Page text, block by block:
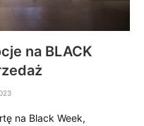
na BLACK
na Black Week,